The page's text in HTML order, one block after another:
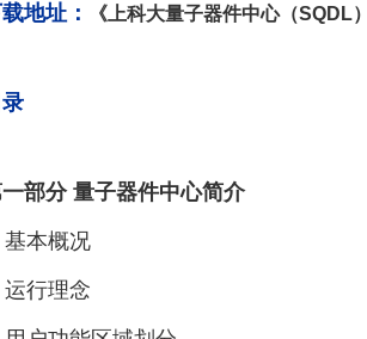
地址： 《上科大量子器件中心（SQDL
录
部分 量子器件中心简介
基本概况
运行理念